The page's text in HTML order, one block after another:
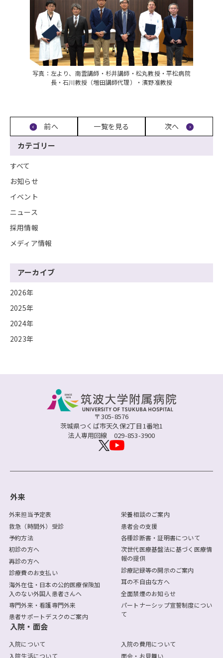
カテゴリー
すべて
お知らせ
イベント
ニュース
採用情報
メディア情報
アーカイブ
2026年
2025年
2024年
2023年
写真：左より、南雲講師・杉井講師・松丸教授・平松病院
長・石川教授（増田講師代理）・濱野准教授
前へ 一覧を見る 次へ
〒305-8576
茨城県つくば市天久保2丁目1番地1
法人専用回線 029-853-3900
外来
外来担当予定表
救急（時間外）受診
予約方法
初診の方へ
再診の方へ
診療費のお支払い
海外在住・日本の公的医療保険加
入のない外国人患者さんへ
専門外来・看護専門外来
患者サポートデスクのご案内
栄養相談のご案内
患者会の支援
各種診断書・証明書について
次世代医療基盤法に基づく医療情
報の提供
診療記録等の開示のご案内
耳の不自由な方へ
全面禁煙のお知らせ
パートナーシップ宣誓制度につい
て
入院・面会
入院について
入院生活について
入院の費用について
面会・お見舞い